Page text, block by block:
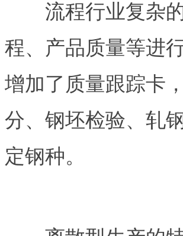
流程行业复杂的
程、产品质量等进
增加了质量跟踪卡
分、钢坯检验、轧
定钢种。